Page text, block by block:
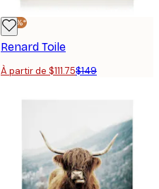
-25%*
Renard Toile
À partir de $111.75$149